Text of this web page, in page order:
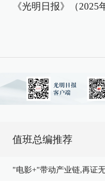
《光明日报》（2025
值班总编推荐
"电影+"带动产业链,再证